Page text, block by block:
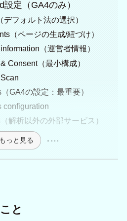
設定（GA4のみ）
デフォルト法の選択）
（ページの生成/紐づけ）
（運営者情報）
Consent（最小構成）
GA4の設定：最重要）
configuration
解析以外の外部サービス）
もっと見る
と